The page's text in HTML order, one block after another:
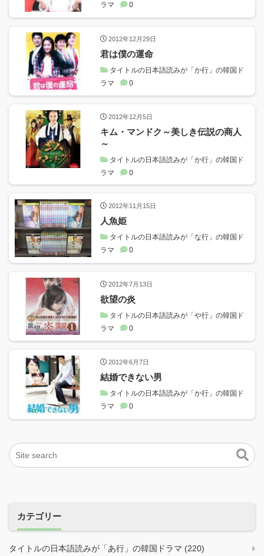
ラマ
0
2012年12月29日
君は僕の運命
タイトルの日本語読みが「か行」の韓国ド
ラマ
0
2012年12月5日
キム・マンドク～美しき伝説の商人
～
タイトルの日本語読みが「か行」の韓国ド
ラマ
0
2012年11月15日
人魚姫
タイトルの日本語読みが「な行」の韓国ド
ラマ
0
2012年7月13日
欲望の炎
タイトルの日本語読みが「や行」の韓国ド
ラマ
0
2012年6月7日
結婚できない男
タイトルの日本語読みが「か行」の韓国ド
ラマ
0
カテゴリー
タイトルの日本語読みが「あ行」の韓国ドラマ (220)